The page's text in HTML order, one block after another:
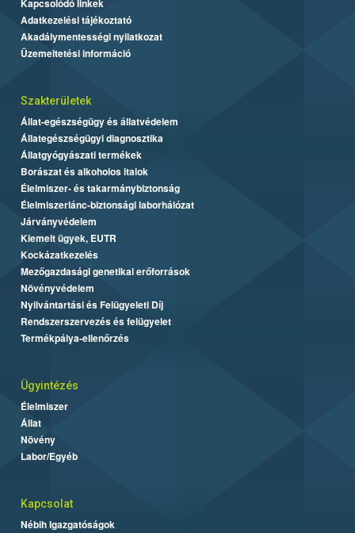
Kapcsolódó linkek
Adatkezelési tájékoztató
Akadálymentességi nyilatkozat
Üzemeltetési információ
Szakterületek
Állat-egészségügy és állatvédelem
Állategészségügyi diagnosztika
Állatgyógyászati termékek
Borászat és alkoholos italok
Élelmiszer- és takarmánybiztonság
Élelmiszerlánc-biztonsági laborhálózat
Járványvédelem
Kiemelt ügyek, EUTR
Kockázatkezelés
Mezőgazdasági genetikai erőforrások
Növényvédelem
Nyilvántartási és Felügyeleti Díj
Rendszerszervezés és felügyelet
Termékpálya-ellenőrzés
Ügyintézés
Élelmiszer
Állat
Növény
Labor/Egyéb
Kapcsolat
Nébih Igazgatóságok